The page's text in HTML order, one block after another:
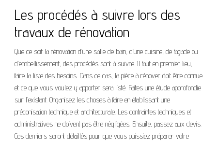
Les procédés à suivre lors des
travaux de rénovation
Que ce soit la rénovation d’une salle de bain, d’une cuisine, de façade ou
d’embellissement, des procédés sont à suivre. Il faut en premier lieu,
faire la liste des besoins. Dans ce cas, la pièce à rénover doit être connue
et ce que vous voulez y apporter sera listé. Faites une étude approfondie
sur l’existant. Organisez les choses à faire en établissant une
préconisation technique et architecturale. Les contraintes techniques et
administratives ne doivent pas être négligées. Ensuite, passez aux devis.
Ces derniers seront détaillés pour que vous puissiez préparer votre